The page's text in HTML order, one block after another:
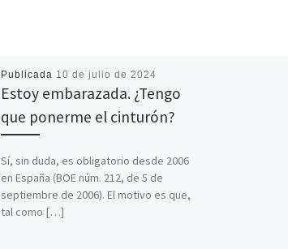
Publicada 10 de julio de 2024
Estoy embarazada. ¿Tengo
que ponerme el cinturón?
Sí, sin duda, es obligatorio desde 2006
en España (BOE núm. 212, de 5 de
septiembre de 2006). El motivo es que,
tal como […]